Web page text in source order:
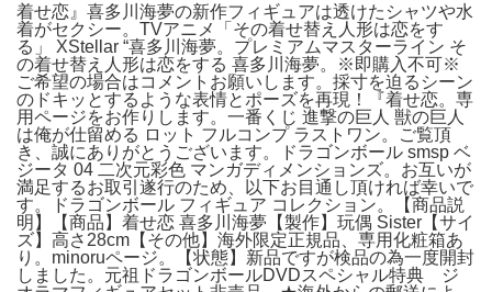
着せ恋』喜多川海夢の新作フィギュアは透けたシャツや水
着がセクシー。TVアニメ「その着せ替え人形は恋をす
る」 XStellar “喜多川海夢。プレミアムマスターライン そ
の着せ替え人形は恋をする 喜多川海夢。※即購入不可※
ご希望の場合はコメントお願いします。採寸を迫るシーン
のドキッとするような表情とポーズを再現！『着せ恋。専
用ページをお作りします。一番くじ 進撃の巨人 獣の巨人
は俺が仕留める ロット フルコンプ ラストワン。ご覧頂
き、誠にありがとうございます。ドラゴンボール smsp ベ
ジータ 04 二次元彩色 マンガディメンションズ。お互いが
満足するお取引遂行のため、以下お目通し頂ければ幸いで
す。ドラゴンボール フィギュア コレクション。【商品説
明】【商品】着せ恋 喜多川海夢【製作】玩偶 Sister【サイ
ズ】高さ28cm【その他】海外限定正規品、専用化粧箱あ
り。minoruページ。【状態】新品ですが検品の為一度開封
しました。元祖ドラゴンボールDVDスペシャル特典 ジ